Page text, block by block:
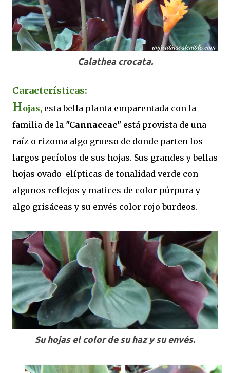
Calathea crocata.
Características:
Hojas, esta bella planta emparentada con la
familia de la "Cannaceae" está provista de una
raíz o rizoma algo grueso de donde parten los
largos pecíolos de sus hojas. Sus grandes y bellas
hojas ovado-elípticas de tonalidad verde con
algunos reflejos y matices de color púrpura y
algo grisáceas y su envés color rojo burdeos.
Su hojas el color de su haz y su envés.